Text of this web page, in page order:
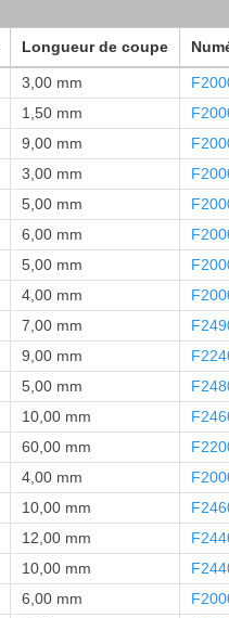
Longueur de coupe
3,00 mm
1,50 mm
9,00 mm
3,00 mm
5,00 mm
6,00 mm
5,00 mm
4,00 mm
7,00 mm
9,00 mm
5,00 mm
10,00 mm
60,00 mm
4,00 mm
10,00 mm
12,00 mm
10,00 mm
6,00 mm